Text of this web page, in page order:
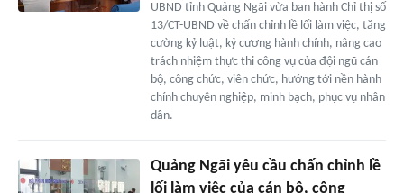
UBND tỉnh Quảng Ngãi vừa ban hành Chỉ thị số
13/CT-UBND về chấn chỉnh lề lối làm việc, tăng
cường kỷ luật, kỷ cương hành chính, nâng cao
trách nhiệm thực thi công vụ của đội ngũ cán
bộ, công chức, viên chức, hướng tới nền hành
chính chuyên nghiệp, minh bạch, phục vụ nhân
dân.
Quảng Ngãi yêu cầu chấn chỉnh lề
lối làm việc của cán bộ, công